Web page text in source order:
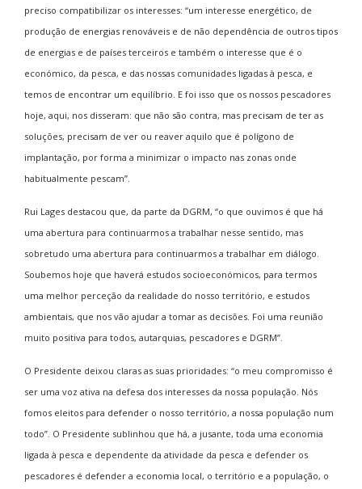
preciso compatibilizar os interesses: “um interesse energético, de
produção de energias renováveis e de não dependência de outros tipos
de energias e de países terceiros e também o interesse que é o
económico, da pesca, e das nossas comunidades ligadas à pesca, e
temos de encontrar um equilíbrio. E foi isso que os nossos pescadores
hoje, aqui, nos disseram: que não são contra, mas precisam de ter as
soluções, precisam de ver ou reaver aquilo que é polígono de
implantação, por forma a minimizar o impacto nas zonas onde
habitualmente pescam”.
Rui Lages destacou que, da parte da DGRM, “o que ouvimos é que há
uma abertura para continuarmos a trabalhar nesse sentido, mas
sobretudo uma abertura para continuarmos a trabalhar em diálogo.
Soubemos hoje que haverá estudos socioeconómicos, para termos
uma melhor perceção da realidade do nosso território, e estudos
ambientais, que nos vão ajudar a tomar as decisões. Foi uma reunião
muito positiva para todos, autarquias, pescadores e DGRM”.
O Presidente deixou claras as suas prioridades: “o meu compromisso é
ser uma voz ativa na defesa dos interesses da nossa população. Nós
fomos eleitos para defender o nosso território, a nossa população num
todo”. O Presidente sublinhou que há, a jusante, toda uma economia
ligada à pesca e dependente da atividade da pesca e defender os
pescadores é defender a economia local, o território e a população, o